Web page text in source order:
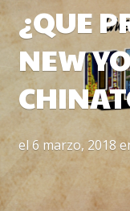
¿QUE
NEW
el6 marzo, 2018